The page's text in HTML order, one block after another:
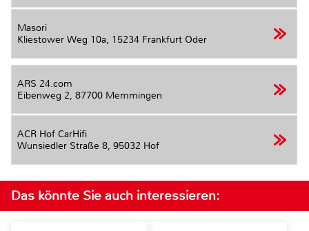
Masori
Kliestower Weg 10a, 15234 Frankfurt Oder
ARS 24.com
Eibenweg 2, 87700 Memmingen
ACR Hof CarHifi
Wunsiedler Straße 8, 95032 Hof
Das könnte Sie auch interessieren: